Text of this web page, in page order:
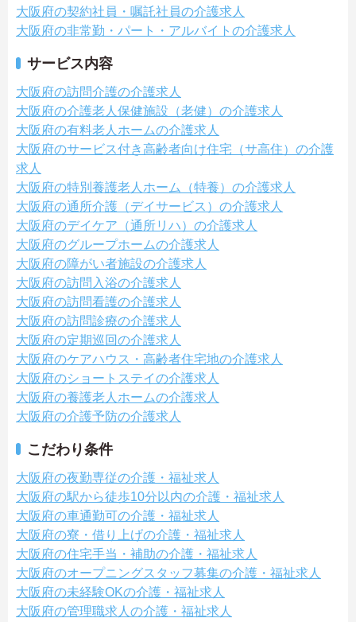
大阪府の契約社員・嘱託社員の介護求人
大阪府の非常勤・パート・アルバイトの介護求人
サービス内容
大阪府の訪問介護の介護求人
大阪府の介護老人保健施設（老健）の介護求人
大阪府の有料老人ホームの介護求人
大阪府のサービス付き高齢者向け住宅（サ高住）の介護
求人
大阪府の特別養護老人ホーム（特養）の介護求人
大阪府の通所介護（デイサービス）の介護求人
大阪府のデイケア（通所リハ）の介護求人
大阪府のグループホームの介護求人
大阪府の障がい者施設の介護求人
大阪府の訪問入浴の介護求人
大阪府の訪問看護の介護求人
大阪府の訪問診療の介護求人
大阪府の定期巡回の介護求人
大阪府のケアハウス・高齢者住宅地の介護求人
大阪府のショートステイの介護求人
大阪府の養護老人ホームの介護求人
大阪府の介護予防の介護求人
こだわり条件
大阪府の夜勤専従の介護・福祉求人
大阪府の駅から徒歩10分以内の介護・福祉求人
大阪府の車通勤可の介護・福祉求人
大阪府の寮・借り上げの介護・福祉求人
大阪府の住宅手当・補助の介護・福祉求人
大阪府のオープニングスタッフ募集の介護・福祉求人
大阪府の未経験OKの介護・福祉求人
大阪府の管理職求人の介護・福祉求人